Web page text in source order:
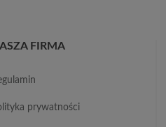
FIRMA
prywatności